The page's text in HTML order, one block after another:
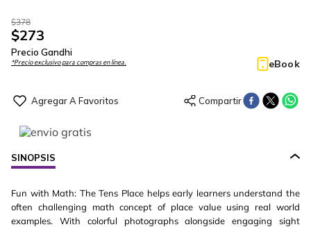
$378
$273
Precio Gandhi
*Precio exclusivo para compras en línea. eBook
SINOPSIS
Fun with Math: The Tens Place helps early learners understand the
often challenging math concept of place value using real world
examples. With colorful photographs alongside engaging sight